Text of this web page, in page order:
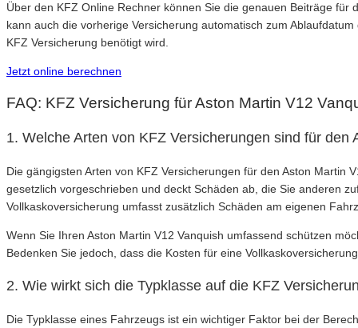
Über den KFZ Online Rechner können Sie die genauen Beiträge
kann auch die vorherige Versicherung automatisch zum
KFZ Versicherung benötigt wird.
Jetzt online berechnen
FAQ: KFZ Versicherung für Aston Martin V12
1. Welche Arten von KFZ Versicherungen sind für den
Die gängigsten Arten von KFZ Versicherungen für den Aston Martin
gesetzlich vorgeschrieben und deckt Schäden ab, die Sie anderen
Vollkaskoversicherung umfasst zusätzlich Schäden am eigenen
Wenn Sie Ihren Aston Martin V12 Vanquish umfassend schützen
Bedenken Sie jedoch, dass die Kosten für eine
2. Wie wirkt sich die Typklasse auf die KFZ
Die Typklasse eines Fahrzeugs ist ein wichtiger Faktor bei der